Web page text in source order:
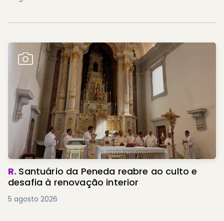
R. Santuário da Peneda reabre ao culto e
desafia à renovação interior
5 agosto 2026